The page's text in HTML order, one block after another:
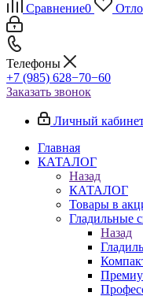
Сравнение0
Телефоны
+7 (985) 628−70−60
Заказать звонок
Личный
Главная
КАТАЛОГ
Назад
КАТАЛОГ
Товары в
Гладильные
Назад